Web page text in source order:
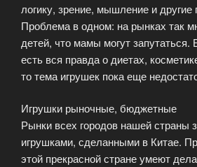
логику, зрение, мышление и
Проблема в одном: на рынках так
детей, что мамы могут запутаться.
есть вся правда о диетах,
то тема игрушек пока еще
Игрушки рыночные, бюджетные
Рынки всех городов нашей страны
игрушками, сделанными в Китае.
этой прекрасной стране умеют